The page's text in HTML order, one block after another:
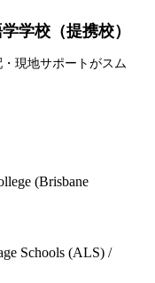
学校（提携校）
現地サポートがスム
(Brisbane
Schools (ALS) /